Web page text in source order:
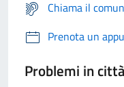
Chiama il
Prenota un
Problemi in città